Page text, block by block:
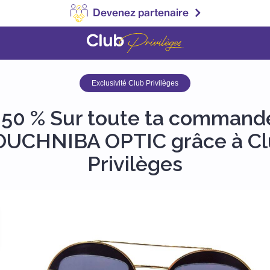
Devenez partenaire
Exclusivité Club Privilèges
% Sur toute ta
OPTIC grâce à
Privilèges